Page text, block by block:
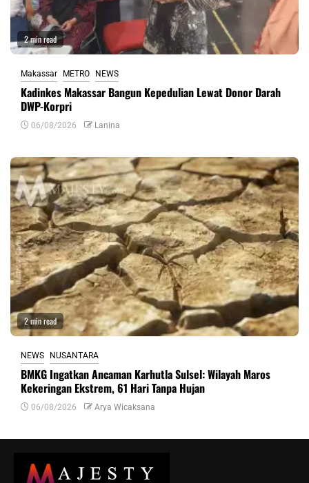
2 min read
Makassar METRO NEWS
Kadinkes Makassar Bangun Kepedulian Lewat Donor Darah
DWP-Korpri
06/08/2026 Lanina
2 min read
NEWS NUSANTARA
BMKG Ingatkan Ancaman Karhutla Sulsel: Wilayah Maros
Kekeringan Ekstrem, 61 Hari Tanpa Hujan
06/08/2026 Arya Wicaksana